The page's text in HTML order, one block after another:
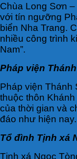
Chùa Long Sơn
với tín ngưỡng
biển Nha Trang.
nhiều công trình
Nam”.
Pháp viện
Pháp viện Thánh
thuộc thôn
của thời gian và
đáo như hiện
Tổ đình Tịnh xá
Tịnh xá Ngọc